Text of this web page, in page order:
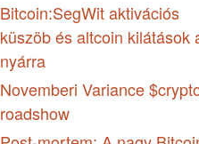
Bitcoin:SegWit aktivációs
küszöb és altcoin kilátások
nyárra
Novemberi Variance
roadshow